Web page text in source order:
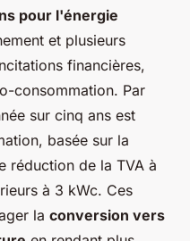
pour l'énergie
et plusieurs
financières,
consommation. Par
sur cinq ans est
basée sur la
réduction de la TVA à
à 3 kWc. Ces
la conversion vers